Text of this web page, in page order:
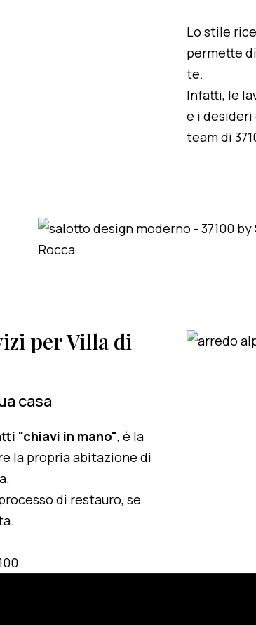
Lo stile
permette
te.
Infatti, le
e i
team di
per Villa di
casa
"chiavi in mano", è la
la propria abitazione di
di restauro, se